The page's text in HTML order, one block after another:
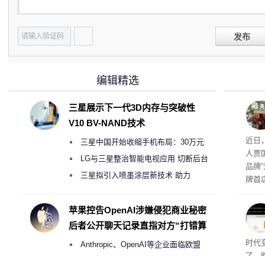
发布
肉
近日
人贾
品牌
牌首
者
与西
时代
编辑精选
三星展示下一代3D内存与突破性
V10 BV-NAND技术
三星中国开始收缩手机布局：30万元
月销售额不达标门店 将被逐步清退
LG与三星整治智能电视应用 切断后台
偷偷共享带宽的违规行为
三星拟引入喷墨涂层新技术 助力
度
苹果控告OpenAI涉嫌侵犯商业秘密
后者公开聊天记录直指对方“打错算
Anthropic、OpenAI等企业面临欧盟